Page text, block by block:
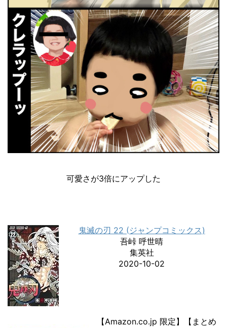
可愛さが3倍にアップした
鬼滅の刃 22 (ジャンプコミックス)
吾峠 呼世晴
集英社
2020-10-02
【Amazon.co.jp 限定】【まとめ